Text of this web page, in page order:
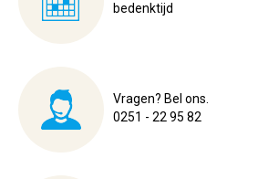
bedenktijd
Vragen? Bel ons.
0251 - 22 95 82